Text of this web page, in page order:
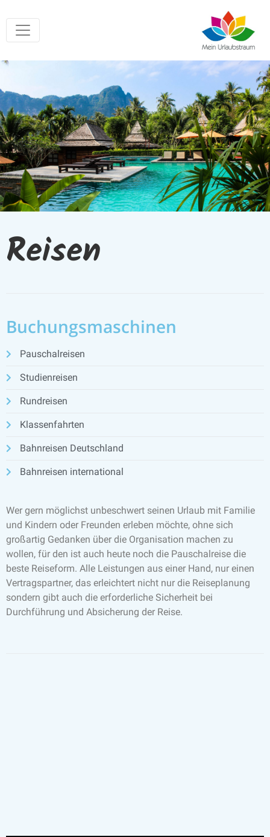
Reisen
Buchungsmaschinen
Pauschalreisen
Studienreisen
Rundreisen
Klassenfahrten
Bahnreisen Deutschland
Bahnreisen international
Wer gern möglichst unbeschwert seinen Urlaub mit Familie
und Kindern oder Freunden erleben möchte, ohne sich
großartig Gedanken über die Organisation machen zu
wollen, für den ist auch heute noch die Pauschalreise die
beste Reiseform. Alle Leistungen aus einer Hand, nur einen
Vertragspartner, das erleichtert nicht nur die Reiseplanung
sondern gibt auch die erforderliche Sicherheit bei
Durchführung und Absicherung der Reise.